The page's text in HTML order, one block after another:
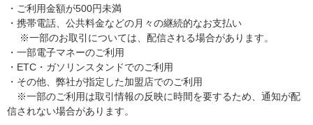
・ご利用金額が500円未満
・携帯電話、公共料金などの月々の継続的なお支払い
※一部のお取引については、配信される場合があります。
・一部電子マネーのご利用
・ETC・ガソリンスタンドでのご利用
・その他、弊社が指定した加盟店でのご利用
※一部のご利用は取引情報の反映に時間を要するため、通知が配
信されない場合があります。